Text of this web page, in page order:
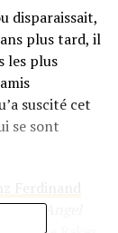
disparaissait,
plus tard, il
les plus
suscité cet
se sont
Sorry Angel